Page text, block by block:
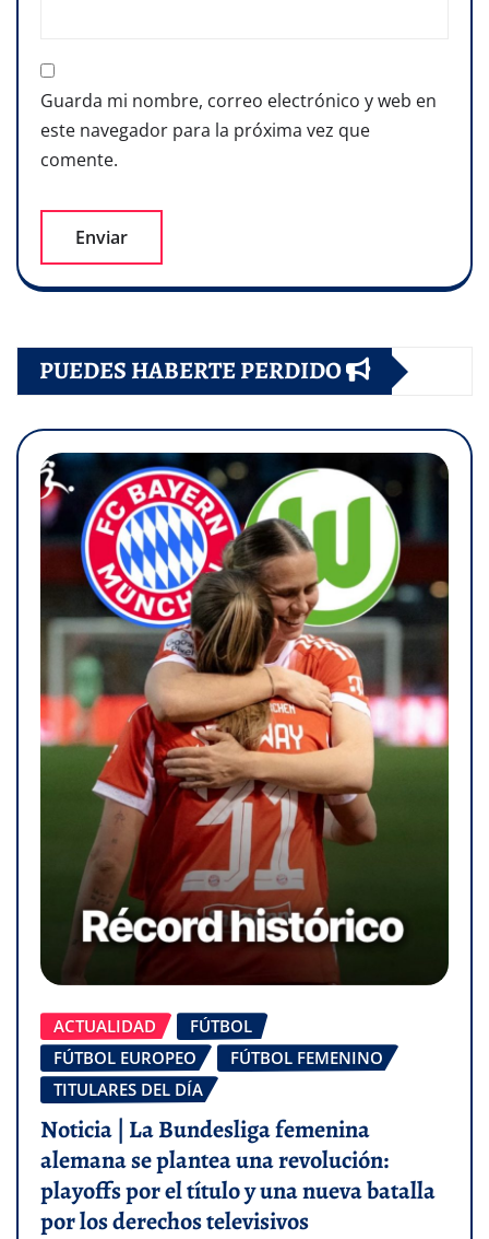
Guarda mi nombre, correo electrónico y web en
este navegador para la próxima vez que
comente.
PUEDES HABERTE PERDIDO
ACTUALIDAD
FÚTBOL
FÚTBOL EUROPEO
FÚTBOL FEMENINO
TITULARES DEL DÍA
Noticia | La Bundesliga femenina
alemana se plantea una revolución:
playoffs por el título y una nueva batalla
por los derechos televisivos